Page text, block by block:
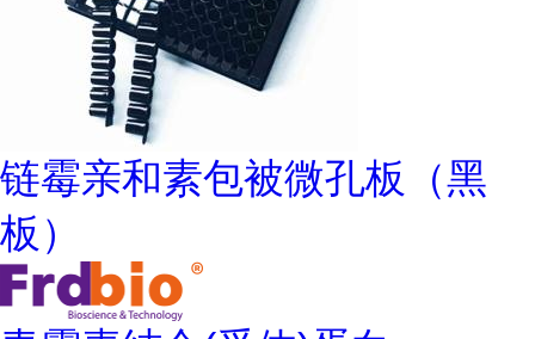
链霉亲和素包被微孔板（黑
板）